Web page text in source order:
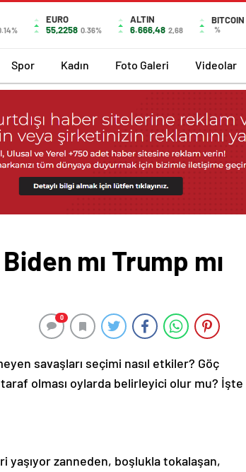
EURO
55,2258 0.36%
ALTIN
6.666,48 2,68
BITCOIN
%
Spor Kadın Foto Galeri Videolar
mı Trump mı
0
savaşları seçimi nasıl etkiler? Göç
olması oylarda belirleyici olur mu? İşte
yaşıyor zanneden, boşlukla tokalaşan,